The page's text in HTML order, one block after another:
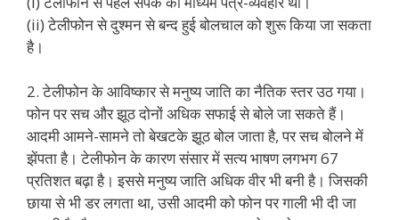
(ii) टेलीफोन से दुश्मन से बन्द हुई बोलचाल को शुरू किया जा सकता
है।
2. टेलीफोन के आविष्कार से मनुष्य जाति का नैतिक स्तर उठ गया।
फोन पर सच और झूठ दोनों अधिक सफाई से बोले जा सकते हैं।
आदमी आमने-सामने तो बेखटके झूठ बोल जाता है, पर सच बोलने में
झेंपता है। टेलीफोन के कारण संसार में सत्य भाषण लगभग 67
प्रतिशत बढ़ा है। इससे मनुष्य जाति अधिक वीर भी बनी है। जिसकी
छाया से भी डर लगता था, उसी आदमी को फोन पर गाली भी दी जा